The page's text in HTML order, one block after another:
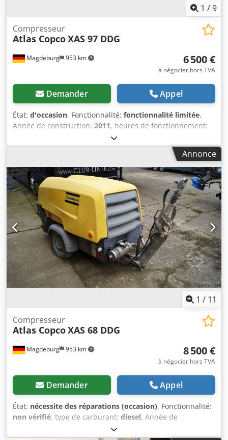
1 /9
Magdeburg 953 km
Compresseur
Atlas CopcoXAS 97 DDG
6 500 €
à négocier hors TVA
Demander Appel
État: d'occasion, Fonctionnalité: fonctionnalité limitée,
Année de construction: 2011, heures de fonctionnement:
, Compresseur Atlas Copco XAS 97 DDG, année de
construction 2011, 1637 heures de fonctionnement, débit
5,3 m³, alimentation d'urgence 12,5 kVA, raccordements : 1
x 230 Volts, 2 x 400 Volts, n° de série YA3062560C0262053,
ABE et homologation présents, 1 essieu à barre de torsion
tordu, capot de courroie trapézoïdale manquant, grille de
ventilateur manquante. Codpfx Abozbiicousha
Annonce
1 / 11
Magdeburg 953 km
Compresseur
Atlas CopcoXAS 68 DDG
8 500 €
à négocier hors TVA
Demander Appel
État: nécessite des réparations (occasion), Fonctionnalité:
non vérifié, type de carburant: diesel, Année de
, heures de fonctionnement: